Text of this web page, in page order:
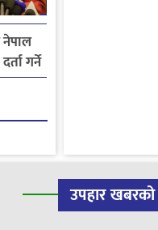
नेपाल
गर्ने
उपहार खबरको